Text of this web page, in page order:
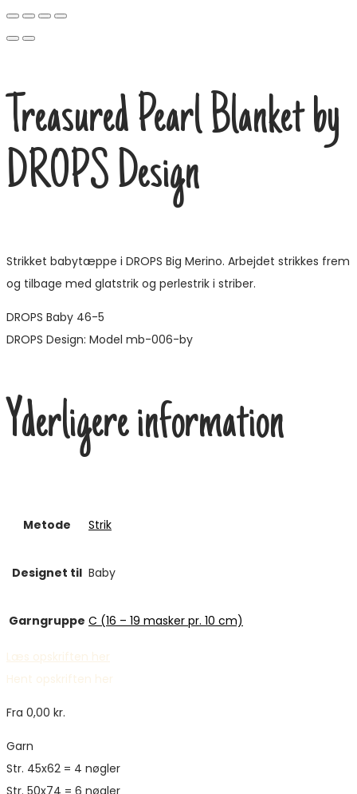
Treasured Pearl Blanket by
DROPS Design
Strikket babytæppe i DROPS Big Merino. Arbejdet strikkes frem
og tilbage med glatstrik og perlestrik i striber.
DROPS Baby 46-5
DROPS Design: Model mb-006-by
Yderligere information
Metode Strik
Designet til Baby
Garngruppe C (16 – 19 masker pr. 10 cm)
Læs opskriften her
Hent opskriften her
Fra 0,00 kr.
Garn
Str. 45x62 = 4 nøgler
Str. 50x74 = 6 nøgler